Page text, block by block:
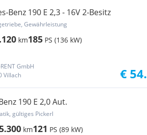
Benz 190 E 2,3 - 16V 2-Besitz
Gewährleistung
km185 PS (136 kW)
GmbH
Villach
€
190 E 2,0 Aut.
gültiges Pickerl
km121 PS (89 kW)